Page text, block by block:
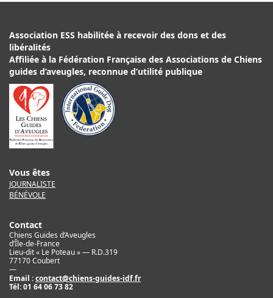
Association ESS habilitée à recevoir des dons et des
libéralités
Affiliée à la Fédération Française des Associations de Chiens
guides d’aveugles, reconnue d’utilité publique
Vous êtes
JOURNALISTE
BÉNÉVOLE
Contact
Chiens Guides d’Aveugles
d’Île-de-France
Lieu-dit « Le Poteau » — R.D.319
77170 Coubert
—
Email :contact@chiens-guides-idf.fr
Tél:01 64 06 73 82